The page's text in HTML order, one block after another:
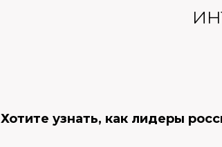
Хотите узнать, как лидеры